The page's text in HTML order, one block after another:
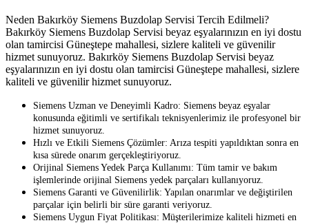
Neden Bakırköy Siemens Buzdolap Servisi Tercih Edilmeli?
Bakırköy Siemens Buzdolap Servisi beyaz eşyalarınızın en iyi dostu
olan tamircisi Güneştepe mahallesi, sizlere kaliteli ve güvenilir
hizmet sunuyoruz. Bakırköy Siemens Buzdolap Servisi beyaz
eşyalarınızın en iyi dostu olan tamircisi Güneştepe mahallesi, sizlere
kaliteli ve güvenilir hizmet sunuyoruz.
Siemens Uzman ve Deneyimli Kadro: Siemens beyaz eşyalar
konusunda eğitimli ve sertifikalı teknisyenlerimiz ile profesyonel bir
hizmet sunuyoruz.
Hızlı ve Etkili Siemens Çözümler: Arıza tespiti yapıldıktan sonra en
kısa sürede onarım gerçekleştiriyoruz.
Orijinal Siemens Yedek Parça Kullanımı: Tüm tamir ve bakım
işlemlerinde orijinal Siemens yedek parçaları kullanıyoruz.
Siemens Garanti ve Güvenilirlik: Yapılan onarımlar ve değiştirilen
parçalar için belirli bir süre garanti veriyoruz.
Siemens Uygun Fiyat Politikası: Müşterilerimize kaliteli hizmeti en